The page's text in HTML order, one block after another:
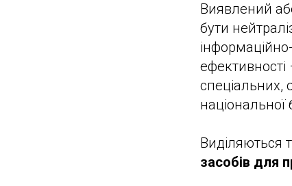
Виявлений
бути
спеціальних,
Виділяються
засобів для